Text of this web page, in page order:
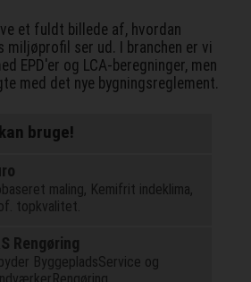
et fuldt billede af, hvordan
ser ud. I branchen er vi
EPD'er og LCA-beregninger, men
med det nye bygningsreglement.
bruge!
maling, Kemifrit indeklima,
topkvalitet.
Rengøring
ByggepladsService og